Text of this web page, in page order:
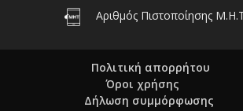
Αριθμός Πιστοποίησης
Πολιτική απορρήτου
Όροι χρήσης
Δήλωση συμμόρφωσης